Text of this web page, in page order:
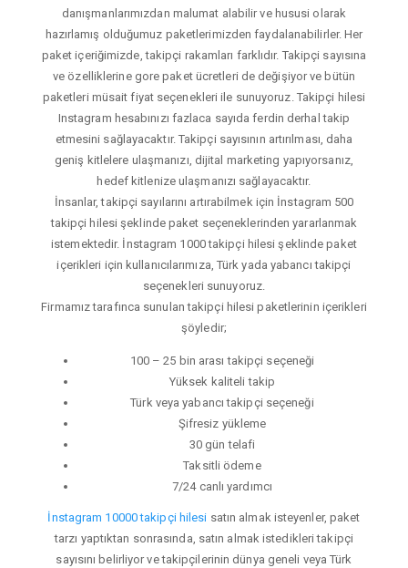
danışmanlarımızdan malumat alabilir ve hususi olarak
hazırlamış olduğumuz paketlerimizden faydalanabilirler. Her
paket içeriğimizde, takipçi rakamları farklıdır. Takipçi sayısına
ve özelliklerine gore paket ücretleri de değişiyor ve bütün
paketleri müsait fiyat seçenekleri ile sunuyoruz. Takipçi hilesi
Instagram hesabınızı fazlaca sayıda ferdin derhal takip
etmesini sağlayacaktır. Takipçi sayısının artırılması, daha
geniş kitlelere ulaşmanızı, dijital marketing yapıyorsanız,
hedef kitlenize ulaşmanızı sağlayacaktır.
İnsanlar, takipçi sayılarını artırabilmek için İnstagram 500
takipçi hilesi şeklinde paket seçeneklerinden yararlanmak
istemektedir. İnstagram 1000 takipçi hilesi şeklinde paket
içerikleri için kullanıcılarımıza, Türk yada yabancı takipçi
seçenekleri sunuyoruz.
Firmamız tarafınca sunulan takipçi hilesi paketlerinin içerikleri
şöyledir;
100 – 25 bin arası takipçi seçeneği
Yüksek kaliteli takip
Türk veya yabancı takipçi seçeneği
Şifresiz yükleme
30 gün telafi
Taksitli ödeme
7/24 canlı yardımcı
İnstagram 10000 takipçi hilesi satın almak isteyenler, paket
tarzı yaptıktan sonrasında, satın almak istedikleri takipçi
sayısını belirliyor ve takipçilerinin dünya geneli veya Türk